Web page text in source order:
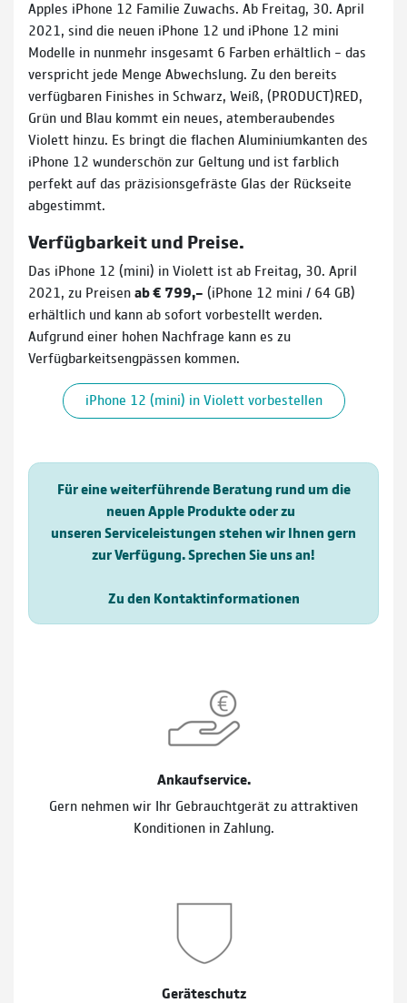
Apples iPhone 12 Familie Zuwachs. Ab Freitag, 30. April
2021, sind die neuen iPhone 12 und iPhone 12 mini
Modelle in nunmehr insgesamt 6 Farben erhältlich – das
verspricht jede Menge Abwechslung. Zu den bereits
verfügbaren Finishes in Schwarz, Weiß, (PRODUCT)RED,
Grün und Blau kommt ein neues, atemberaubendes
Violett hinzu. Es bringt die flachen Aluminiumkanten des
iPhone 12 wunderschön zur Geltung und ist farblich
perfekt auf das präzisionsgefräste Glas der Rückseite
abgestimmt.
Verfügbarkeit und Preise.
Das iPhone 12 (mini) in Violett ist ab Freitag, 30. April
2021, zu Preisenab € 799,– (iPhone 12 mini / 64 GB)
erhältlich und kann ab sofort vorbestellt werden.
Aufgrund einer hohen Nachfrage kann es zu
Verfügbarkeitsengpässen kommen.
iPhone 12 (mini) in Violett vorbestellen
Für eine weiterführende Beratung rund um die
neuen Apple Produkte oder zu
unseren Serviceleistungen stehen wir Ihnen gern
zur Verfügung. Sprechen Sie uns an!
Zu den Kontaktinformationen
Ankaufservice.
Gern nehmen wir Ihr Gebrauchtgerät zu attraktiven
Konditionen in Zahlung.
Geräteschutz